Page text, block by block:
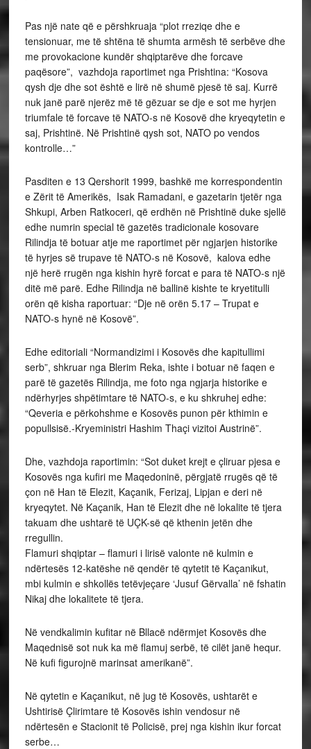
Pas një nate që e përshkruaja “plot rreziqe dhe e
tensionuar, me të shtëna të shumta armësh të serbëve dhe
me provokacione kundër shqiptarëve dhe forcave
paqësore”, vazhdoja raportimet nga Prishtina: “Kosova
qysh dje dhe sot është e lirë në shumë pjesë të saj. Kurrë
nuk janë parë njerëz më të gëzuar se dje e sot me hyrjen
triumfale të forcave të NATO-s në Kosovë dhe kryeqytetin e
saj, Prishtinë. Në Prishtinë qysh sot, NATO po vendos
kontrolle…”
Pasditen e 13 Qershorit 1999, bashkë me korrespondentin
e Zërit të Amerikës, Isak Ramadani, e gazetarin tjetër nga
Shkupi, Arben Ratkoceri, që erdhën në Prishtinë duke sjellë
edhe numrin special të gazetës tradicionale kosovare
Rilindja të botuar atje me raportimet për ngjarjen historike
të hyrjes së trupave të NATO-s në Kosovë, kalova edhe
një herë rrugën nga kishin hyrë forcat e para të NATO-s një
ditë më parë. Edhe Rilindja në ballinë kishte te kryetitulli
orën që kisha raportuar: “Dje në orën 5.17 – Trupat e
NATO-s hynë në Kosovë”.
Edhe editoriali “Normandizimi i Kosovës dhe kapitullimi
serb”, shkruar nga Blerim Reka, ishte i botuar në faqen e
parë të gazetës Rilindja, me foto nga ngjarja historike e
ndërhyrjes shpëtimtare të NATO-s, e ku shkruhej edhe:
“Qeveria e përkohshme e Kosovës punon për kthimin e
popullsisë.-Kryeministri Hashim Thaçi vizitoi Austrinë”.
Dhe, vazhdoja raportimin: “Sot duket krejt e çliruar pjesa e
Kosovës nga kufiri me Maqedoninë, përgjatë rrugës që të
çon në Han të Elezit, Kaçanik, Ferizaj, Lipjan e deri në
kryeqytet. Në Kaçanik, Han të Elezit dhe në lokalite të tjera
takuam dhe ushtarë të UÇK-së që kthenin jetën dhe
rregullin.
Flamuri shqiptar – flamuri i lirisë valonte në kulmin e
ndërtesës 12-katëshe në qendër të qytetit të Kaçanikut,
mbi kulmin e shkollës tetëvjeçare ‘Jusuf Gërvalla’ në fshatin
Nikaj dhe lokalitete të tjera.
Në vendkalimin kufitar në Bllacë ndërmjet Kosovës dhe
Maqednisë sot nuk ka më flamuj serbë, të cilët janë hequr.
Në kufi figurojnë marinsat amerikanë”.
Në qytetin e Kaçanikut, në jug të Kosovës, ushtarët e
Ushtirisë Çlirimtare të Kosovës ishin vendosur në
ndërtesën e Stacionit të Policisë, prej nga kishin ikur forcat
serbe…